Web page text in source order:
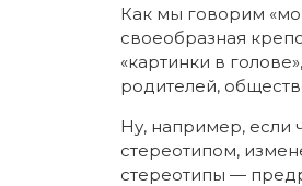
Как мы говорим
своеобразная
«картинки в
родителей,
Ну, например, если
стереотипом,
стереотипы —